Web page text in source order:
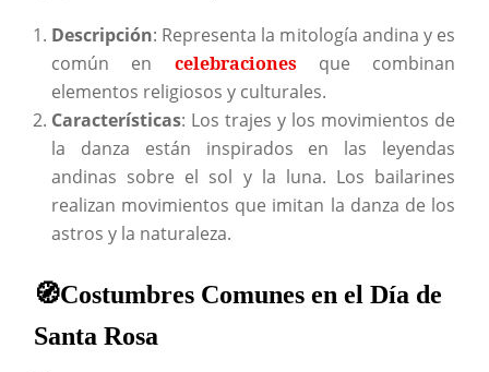
Descripción: Representa la mitología andina y es
común en celebraciones que combinan
elementos religiosos y culturales.
Características: Los trajes y los movimientos de
la danza están inspirados en las leyendas
andinas sobre el sol y la luna. Los bailarines
realizan movimientos que imitan la danza de los
astros y la naturaleza.
🧭Costumbres Comunes en el Día de
Santa Rosa